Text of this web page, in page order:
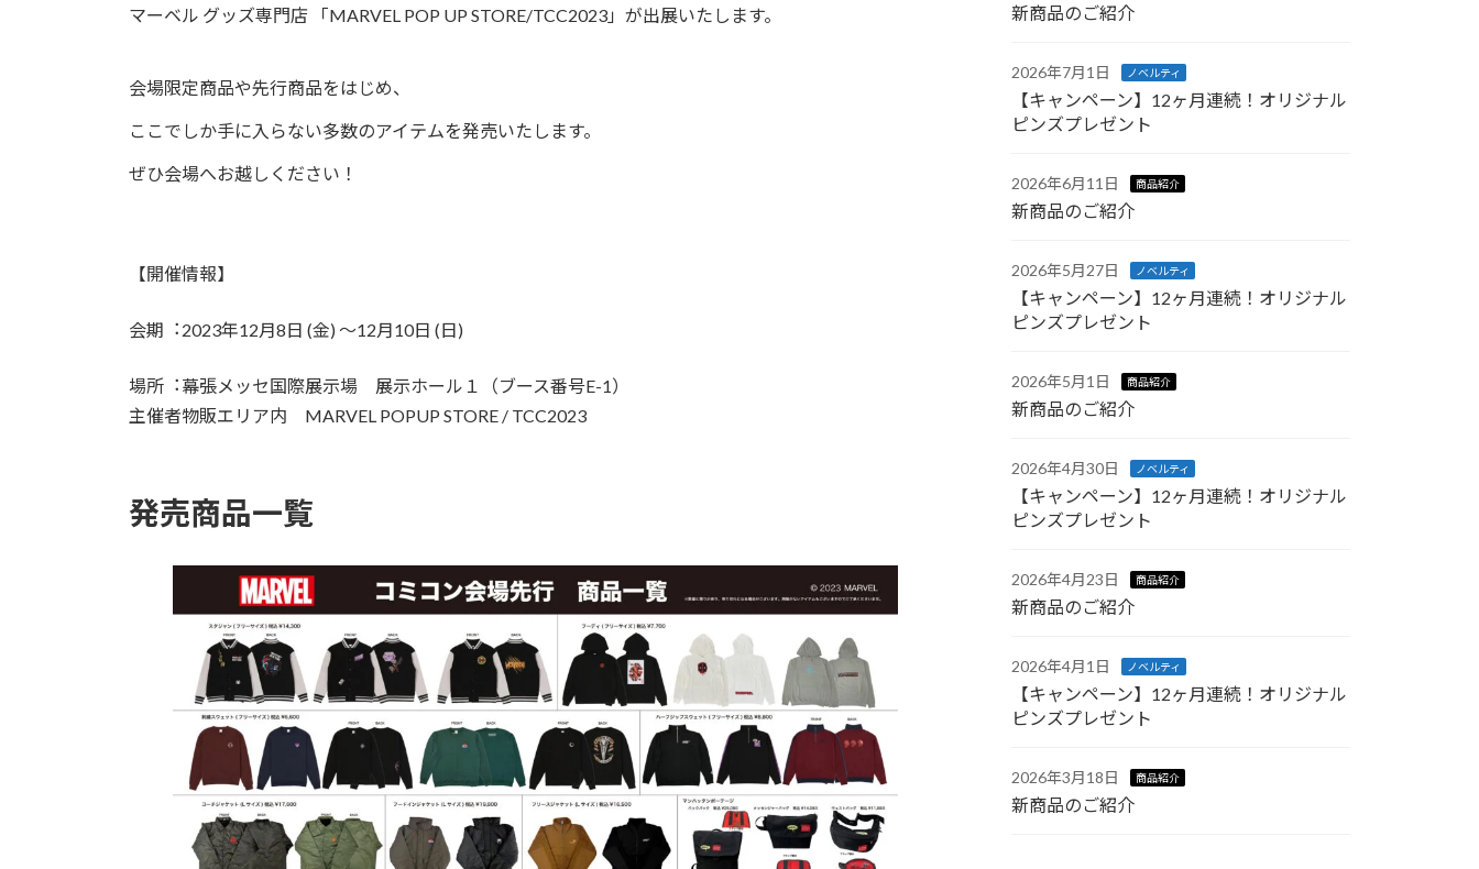
マーベル グッズ専門店 「MARVEL POP UP STORE/TCC2023」が出展いたします。
会場限定商品や先行商品をはじめ、
ここでしか手に入らない多数のアイテムを発売いたします。
ぜひ会場へお越しください！
【開催情報】
会期︓2023年12月8日 (金) ～12月10日 (日)
場所︓幕張メッセ国際展示場 展示ホール１（ブース番号E-1）
主催者物販エリア内 MARVEL POPUP STORE / TCC2023
発売商品一覧
新商品のご紹介
2026年7月1日 ノベルティ
【キャンペーン】12ヶ月連続！オリジナル
ピンズプレゼント
2026年6月11日 商品紹介
新商品のご紹介
2026年5月27日 ノベルティ
【キャンペーン】12ヶ月連続！オリジナル
ピンズプレゼント
2026年5月1日 商品紹介
新商品のご紹介
2026年4月30日 ノベルティ
【キャンペーン】12ヶ月連続！オリジナル
ピンズプレゼント
2026年4月23日 商品紹介
新商品のご紹介
2026年4月1日 ノベルティ
【キャンペーン】12ヶ月連続！オリジナル
ピンズプレゼント
2026年3月18日 商品紹介
新商品のご紹介